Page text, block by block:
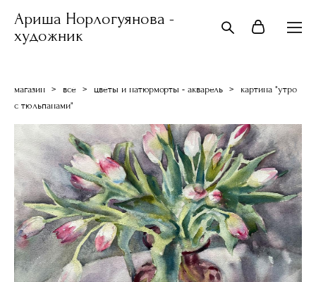
Ариша Норлогуянова -
художник
магазин > все > цветы и натюрморты - акварель >
картина "утро
с тюльпанами"